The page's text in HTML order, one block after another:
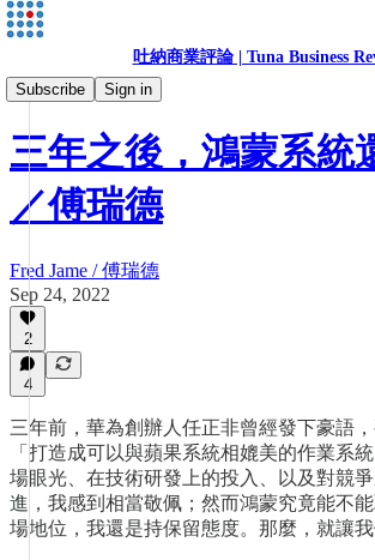
吐納商業評論 | Tuna Business
Subscribe
Sign in
主編傅瑞德
三年之後，鴻蒙系統
／傅瑞德
Fred Jame / 傅瑞德
Sep 24, 2022
2
4
三年前，華為創辦人任正非曾經發下豪語
「打造成可以與蘋果系統相媲美的作業系
場眼光、在技術研發上的投入、以及對競
進，我感到相當敬佩；然而鴻蒙究竟能不
場地位，我還是持保留態度。那麼，就讓我